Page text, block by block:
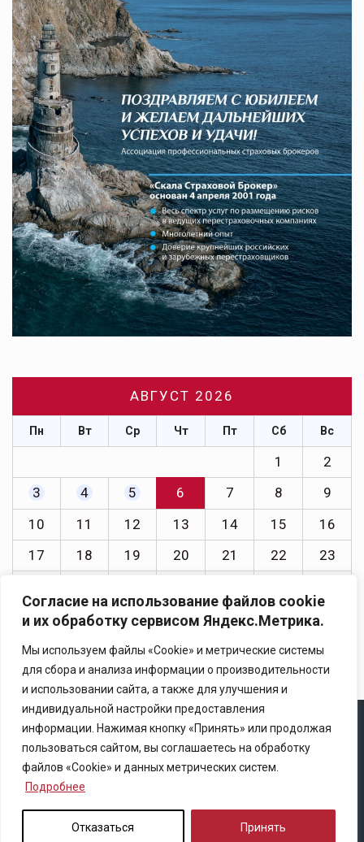
Согласие на использование файлов cookie
и их обработку сервисом Яндекс.Метрика.
Мы используем файлы «Cookie» и метрические системы
для сбора и анализа информации о производительности
и использовании сайта, а также для улучшения и
индивидуальной настройки предоставления
информации. Нажимая кнопку «Принять» или продолжая
пользоваться сайтом, вы соглашаетесь на обработку
файлов «Cookie» и данных метрических систем.
Подробнее
Отказаться Принять
АВГУСТ 2026
Пн Вт Ср Чт Пт Сб Вс
1
2
3
4 5 6 7 8
9
10
11 12 13 14 15
16
17
18 19 20 21 22
23
31
« Июл
Copyright © 2025 Ассоциация «Некоммерческого
партнерство содействия развитию страхового рынка
«Центр страховой безопасности»
Правила републикации
Политика конфиденциальности